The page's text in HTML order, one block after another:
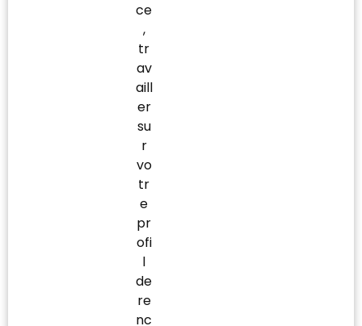
ce
,
tr
av
aill
er
su
r
vo
tr
e
pr
ofi
l
de
re
nc